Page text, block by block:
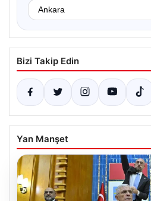
Bizi Takip Edin
Yan Manşet